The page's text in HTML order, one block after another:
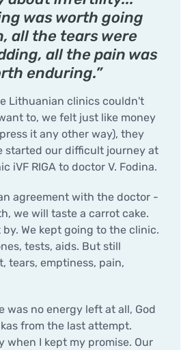
was worth going
all the tears were
all the pain was
enduring.”
Lithuanian clinics couldn't
to, we felt just like money
it any other way), they
started our difficult journey at
iVF RIGA to doctor V. Fodina.
agreement with the doctor -
we will taste a carrot cake.
We kept going to the clinic.
tests, aids. But still
tears, emptiness, pain,
was no energy left at all, God
from the last attempt.
when I kept my promise. Our